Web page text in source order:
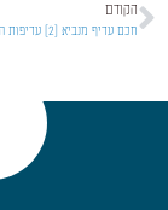
הקודם
חכם עדיף מנביא [2] עדיפות החכם על הנביא